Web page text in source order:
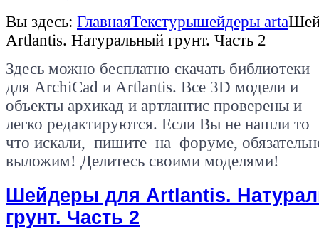
Вы здесь: ГлавнаяТекстурышейдеры arta
Artlantis. Натуральный грунт. Часть 2
Здесь можно бесплатно скачать библиотеки
для ArchiCad и Artlantis. Все 3D модели и
объекты архикад и артлантис проверены и
легко редактируются. Если Вы не нашли то
что искали, пишите на форуме,
выложим! Делитесь своими моделями!
Шейдеры для Artlantis.
грунт. Часть 2